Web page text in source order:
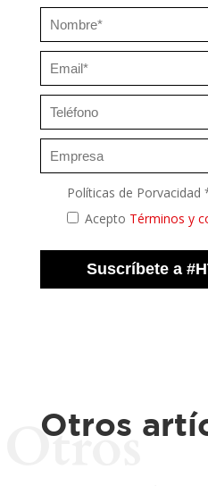
Políticas de Porvacidad
Acepto Términos y
Otros
Otros